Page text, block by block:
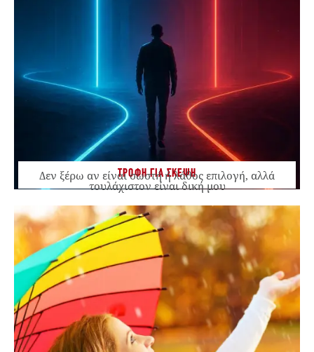
ΤΡΟΦΗ ΓΙΑ ΣΚΕΨΗ
Δεν ξέρω αν είναι σωστή ή λάθος επιλογή, αλλά
τουλάχιστον είναι δική μου